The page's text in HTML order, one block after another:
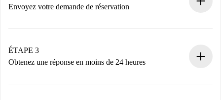
nécessaires.
Envoyez votre demande de réservation
Nous ne vous facturerons rien tant que le propriétaire
n’aura pas accepté.
ÉTAPE 3
Obtenez une réponse en moins de 24 heures